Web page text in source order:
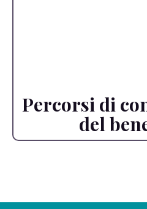
Percorsi di
del